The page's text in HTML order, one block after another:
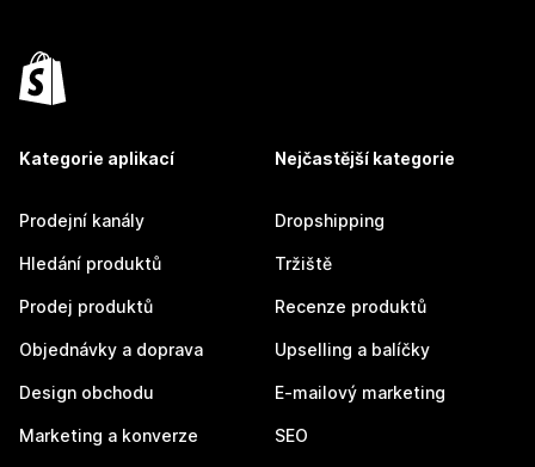
Kategorie aplikací
Prodejní kanály
Hledání produktů
Prodej produktů
Objednávky a doprava
Design obchodu
Marketing a konverze
Nejčastější kategorie
Dropshipping
Tržiště
Recenze produktů
Upselling a balíčky
E-mailový marketing
SEO